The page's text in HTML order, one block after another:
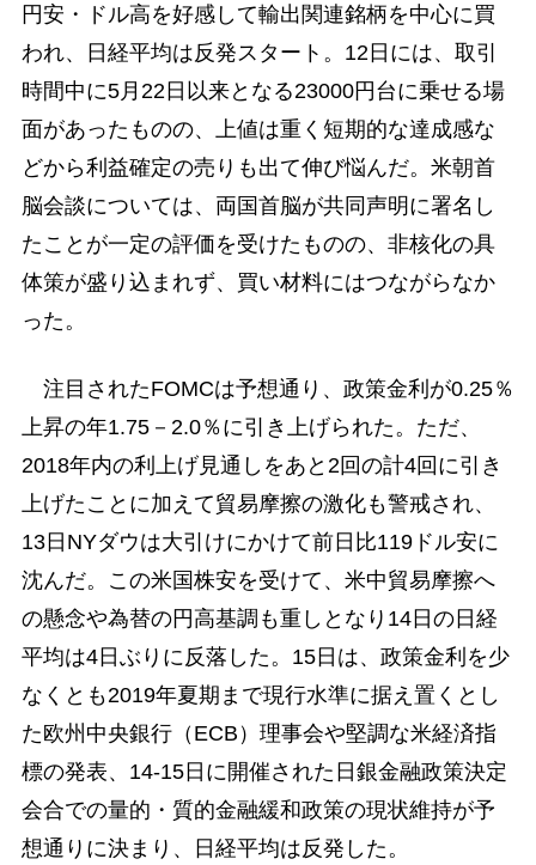
円安・ドル高を好感して輸出関連銘柄を中心に買
われ、日経平均は反発スタート。12日には、取引
時間中に5月22日以来となる23000円台に乗せる場
面があったものの、上値は重く短期的な達成感な
どから利益確定の売りも出て伸び悩んだ。米朝首
脳会談については、両国首脳が共同声明に署名し
たことが一定の評価を受けたものの、非核化の具
体策が盛り込まれず、買い材料にはつながらなか
った。
注目されたFOMCは予想通り、政策金利が0.25％
上昇の年1.75－2.0％に引き上げられた。ただ、
2018年内の利上げ見通しをあと2回の計4回に引き
上げたことに加えて貿易摩擦の激化も警戒され、
13日NYダウは大引けにかけて前日比119ドル安に
沈んだ。この米国株安を受けて、米中貿易摩擦へ
の懸念や為替の円高基調も重しとなり14日の日経
平均は4日ぶりに反落した。15日は、政策金利を少
なくとも2019年夏期まで現行水準に据え置くとし
た欧州中央銀行（ECB）理事会や堅調な米経済指
標の発表、14-15日に開催された日銀金融政策決定
会合での量的・質的金融緩和政策の現状維持が予
想通りに決まり、日経平均は反発した。